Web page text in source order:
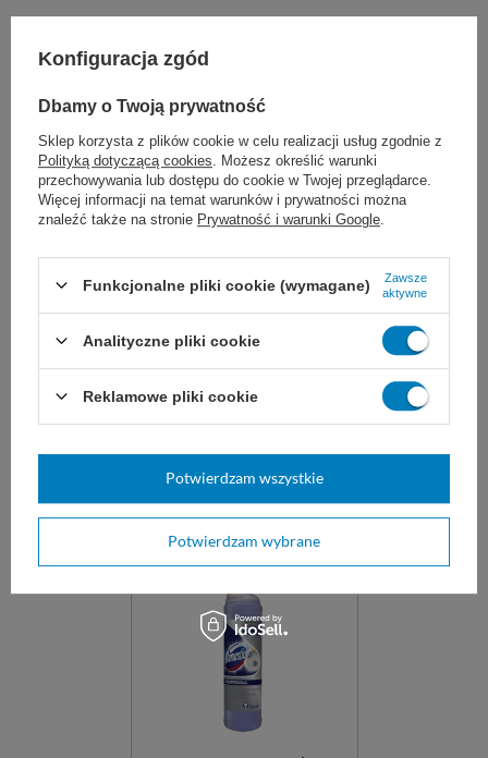
CLINEX Delos Mat
codziennego czyszczenia i
konserwacji mebli. Usuwa kurz,
brud, przebarwienia oraz tłuste
1 L 5 L
WYBIERZ WARIANT
15,90 zł
CLINEX Delos Shine
drewnianych i laminowanych.
Formuła wzbogacona o olej z
awokado. Pozostawia satynowy
1 L 5 L
WYBIERZ WARIANT
16,49 zł
Konfiguracja zgód
Dbamy o Twoją prywatność
Sklep korzysta z plików cookie w celu realizacji usług zgodnie z
Polityką dotyczącą cookies . Możesz określić warunki
przechowywania lub dostępu do cookie w Twojej przeglądarce.
Więcej informacji na temat warunków i prywatności można
znaleźć także na stronie Prywatność i warunki Google
Funkcjonalne pliki cookie (wymagane) Zawsze
aktywne
Analityczne pliki cookie
Reklamowe pliki cookie
Potwierdzam wybrane
Potwierdzam wszystkie